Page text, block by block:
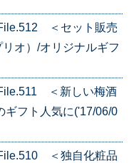
＜セット販売
オ）/オリジナルギフ
＜新しい梅酒
ギフト人気に('17/06/0
＜独自化粧品